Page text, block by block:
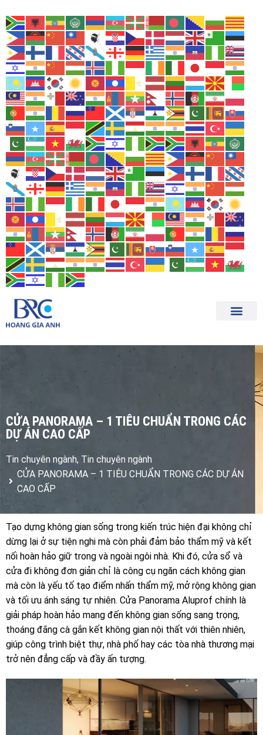
CỬA PANORAMA – 1 TIÊU CHUẨN TRONG CÁC
DỰ ÁN CAO CẤP
Tin chuyên ngành, Tin chuyên ngành
CỬA PANORAMA – 1 TIÊU CHUẨN TRONG CÁC DỰ ÁN
CAO CẤP
Tạo dựng không gian sống trong kiến trúc hiện đại không chỉ
dừng lại ở sự tiện nghi mà còn phải đảm bảo thẩm mỹ và kết
nối hoàn hảo giữ trong và ngoài ngôi nhà. Khi đó, cửa sổ và
cửa đi không đơn giản chỉ là công cụ ngăn cách không gian
mà còn là yếu tố tạo điểm nhấn thẩm mỹ, mở rộng không gian
và tối ưu ánh sáng tự nhiên. Cửa Panorama Aluprof chính là
giải pháp hoàn hảo mang đến không gian sống sang trọng,
thoáng đãng cà gắn kết không gian nội thất với thiên nhiên,
giúp công trình biệt thự, nhà phố hay các tòa nhà thương mại
trở nên đẳng cấp và đầy ấn tượng.